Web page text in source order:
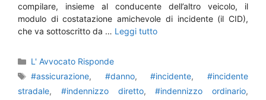
compilare, insieme al conducente dell’altro veicolo, il
modulo di costatazione amichevole di incidente (il CID),
che va sottoscritto da … Leggi tutto
Categorie
L' Avvocato Risponde
Tag
#assicurazione, #danno,#incidente,#incidente
stradale, #indennizzo diretto,#indennizzo ordinario,